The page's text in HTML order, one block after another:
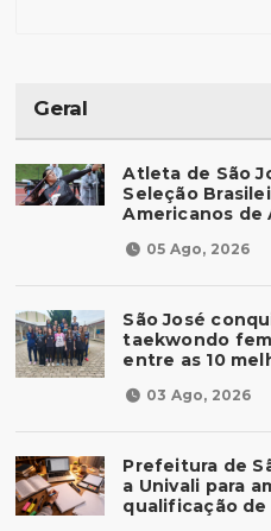
Geral
Atleta de São
Seleção
Americanos de
05 Ago, 2026
São José
taekwondo
entre as 10
03 Ago, 2026
Prefeitura de
a Univali para
qualificação